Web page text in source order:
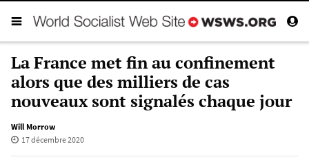
La France met fin au confinement
alors que des milliers de cas
nouveaux sont signalés chaque jour
Will Morrow
17 décembre 2020